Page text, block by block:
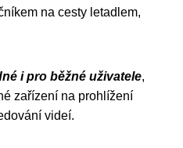
na cesty letadlem,
i pro běžné uživatele,
zařízení na prohlížení
videí.